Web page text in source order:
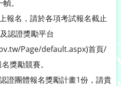
。
報名，請於各項考試報名截止
認證獎勵平台
Page/default.aspx)首頁/
獎勵競賽。
證團體報名獎勵計畫1份，請貴